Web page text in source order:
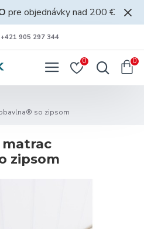
pre objednávky nad 200 €
+421 905 297 344
0 0
so zipsom
matrac
zipsom